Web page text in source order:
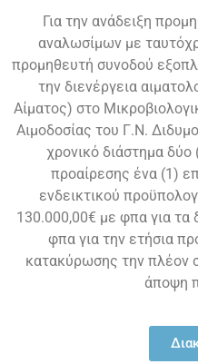
Για την ανάδειξη
αναλωσίμων με
προμηθευτή συνοδού
την διενέργεια
Αίματος) στο
Αιμοδοσίας του Γ.Ν.
χρονικό διάστημα
προαίρεσης ένα (1)
ενδεικτικού
130.000,00€ με φπα για τα
φπα για την ετήσια
κατακύρωσης την πλέον
άποψη